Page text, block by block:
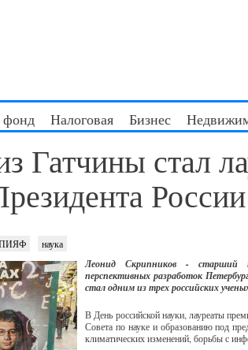
Налоговая Бизнес
Гатчины стал
России
наука
Леонид Скрипников - старший
перспективных разработок
стал одним из трех российских
В День российской науки, лауреаты
Совета по науке и образованию под
климатических изменений, борьбы с